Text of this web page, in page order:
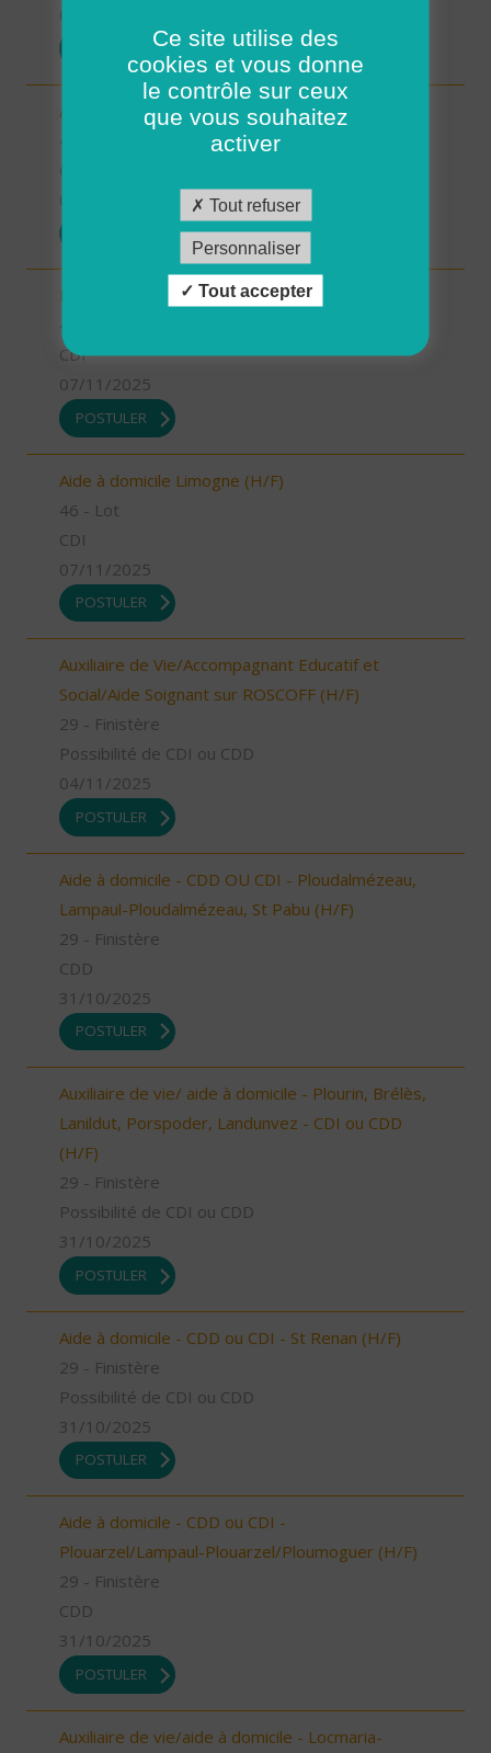
Aide-soignant.e Limogne en Quercy (H/F)
Responsable du développement (H/F)
CDI
07/11/2025
POSTULER
Aide à domicile Limogne (H/F)
46 - Lot
CDI
07/11/2025
POSTULER
Auxiliaire de Vie/Accompagnant Educatif et
Social/Aide Soignant sur ROSCOFF (H/F)
29 - Finistère
Possibilité de CDI ou CDD
04/11/2025
POSTULER
Aide à domicile - CDD OU CDI - Ploudalmézeau,
Lampaul-Ploudalmézeau, St Pabu (H/F)
29 - Finistère
CDD
31/10/2025
POSTULER
Auxiliaire de vie/ aide à domicile - Plourin, Brélès,
Lanildut, Porspoder, Landunvez - CDI ou CDD
(H/F)
29 - Finistère
Possibilité de CDI ou CDD
31/10/2025
POSTULER
Aide à domicile - CDD ou CDI - St Renan (H/F)
29 - Finistère
Possibilité de CDI ou CDD
31/10/2025
POSTULER
Aide à domicile - CDD ou CDI -
Plouarzel/Lampaul-Plouarzel/Ploumoguer (H/F)
29 - Finistère
CDD
31/10/2025
POSTULER
Auxiliaire de vie/aide à domicile - Locmaria-
Ce site utilise des
cookies et vous donne
le contrôle sur ceux
que vous souhaitez
activer
Tout refuser
Personnaliser
Tout accepter